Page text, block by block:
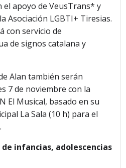
el apoyo de VeusTrans* y
Asociación LGBTI+ Tiresias.
con servicio de
de signos catalana y
Alan también serán
7 de noviembre con la
El Musical, basado en su
La Sala (10 h) para el
infancias, adolescencias